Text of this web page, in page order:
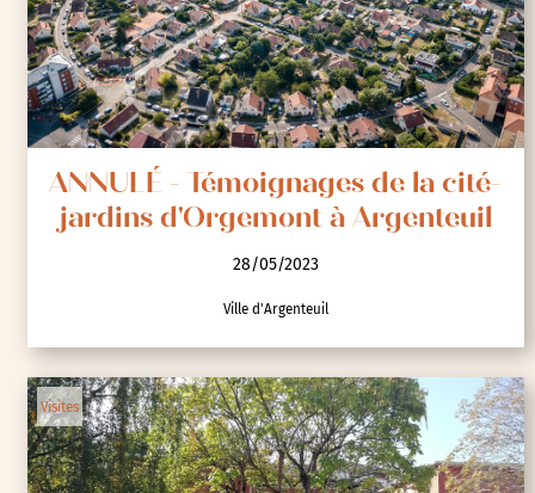
ANNULÉ - Témoignages de la cité-
jardins d'Orgemont à Argenteuil
28/05/2023
Ville d'Argenteuil
Visites